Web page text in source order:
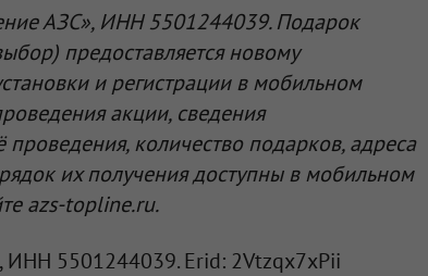
АЗС», ИНН 5501244039. Подарок
предоставляется новому
и регистрации в мобильном
акции, сведения
количество подарков, адреса
их получения доступны в мобильном
azs-topline.ru.
, ИНН 5501244039. Erid: 2Vtzqx7xPii